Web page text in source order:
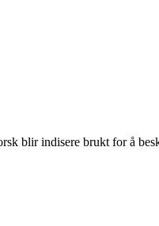
blir indisere brukt for å